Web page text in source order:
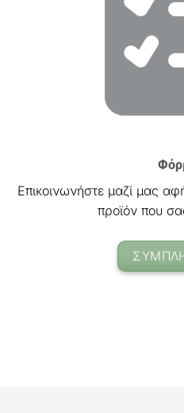
Επικοινωνήστε μαζί μας
προϊόν που